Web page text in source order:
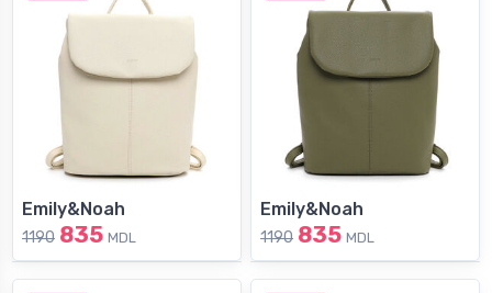
Emily&Noah
1190 835 MDL
Emily&Noah
1190 835 MDL